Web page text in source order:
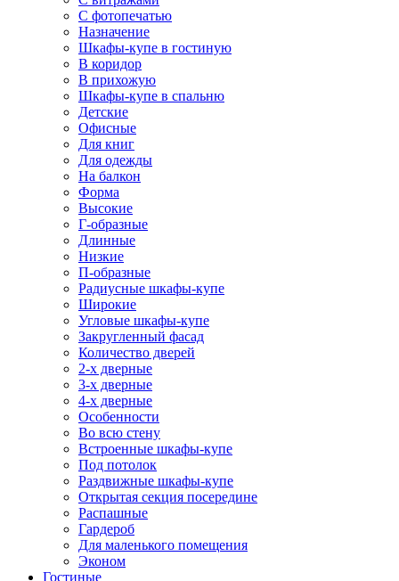
С фотопечатью
Назначение
Шкафы-купе в гостиную
В коридор
В прихожую
Шкафы-купе в спальню
Детские
Офисные
Для книг
Для одежды
На балкон
Форма
Высокие
Г-образные
Длинные
Низкие
П-образные
Радиусные шкафы-купе
Широкие
Угловые шкафы-купе
Закругленный фасад
Количество дверей
2-х дверные
3-х дверные
4-х дверные
Особенности
Во всю стену
Встроенные шкафы-купе
Под потолок
Раздвижные шкафы-купе
Открытая секция посередине
Распашные
Гардероб
Для маленького помещения
Эконом
Гостиные